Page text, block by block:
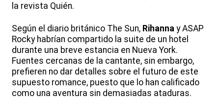
la revista Quién.
Según el diario británico The Sun, Rihanna y ASAP
Rocky habrían compartido la suite de un hotel
durante una breve estancia en Nueva York.
Fuentes cercanas de la cantante, sin embargo,
prefieren no dar detalles sobre el futuro de este
supuesto romance, puesto que lo han calificado
como una aventura sin demasiadas ataduras.